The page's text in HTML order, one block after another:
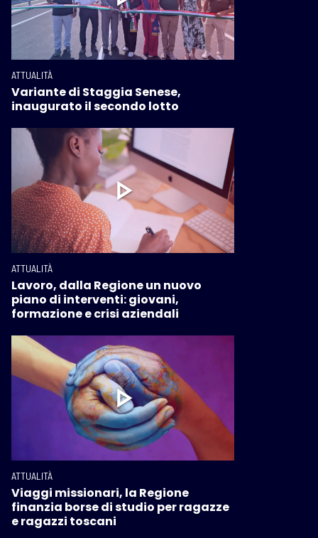
ATTUALITÀ
Variante di Staggia Senese,
inaugurato il secondo lotto
ATTUALITÀ
Lavoro, dalla Regione un nuovo
piano di interventi: giovani,
formazione e crisi aziendali
ATTUALITÀ
Viaggi missionari, la Regione
finanzia borse di studio per ragazze
e ragazzi toscani